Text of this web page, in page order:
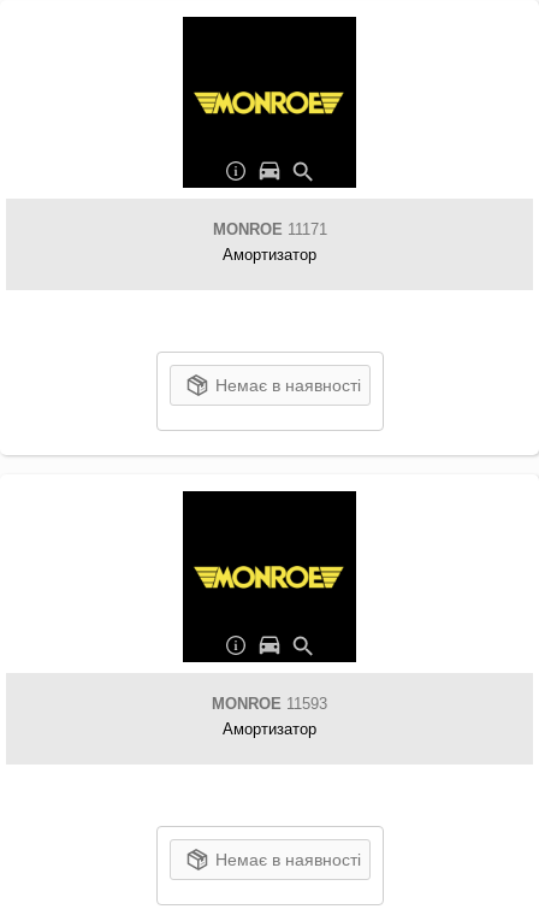
MONROE 11171
Амортизатор
Немає в наявності
MONROE 11593
Амортизатор
Немає в наявності